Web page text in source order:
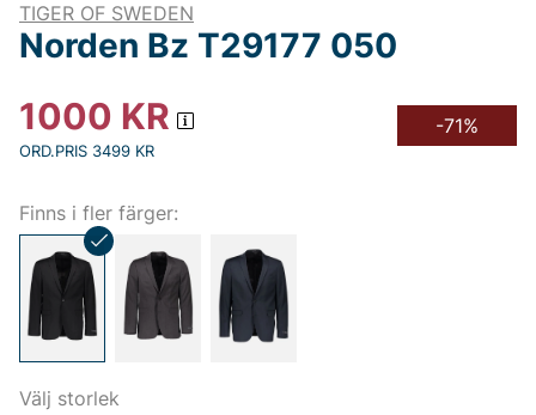
TIGER OF SWEDEN
Norden Bz T29177 050
1000 KR
ORD.PRIS 3499 KR
-71%
Finns i fler färger:
Välj storlek